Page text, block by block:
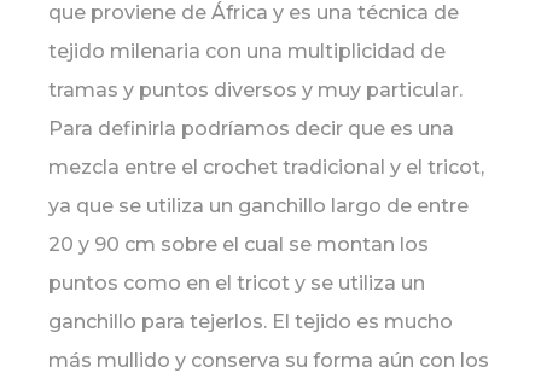
que proviene de África y es una técnica de
tejido milenaria con una multiplicidad de
tramas y puntos diversos y muy particular.
Para definirla podríamos decir que es una
mezcla entre el crochet tradicional y el tricot,
ya que se utiliza un ganchillo largo de entre
20 y 90 cm sobre el cual se montan los
puntos como en el tricot y se utiliza un
ganchillo para tejerlos. El tejido es mucho
más mullido y conserva su forma aún con los